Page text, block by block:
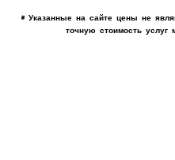
* Указанные на сайте цены не
точную стоимость